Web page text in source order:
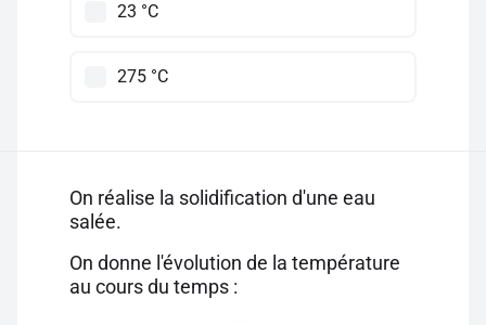
23 °C
275 °C
On réalise la solidification d'une eau
salée.
On donne l'évolution de la température
au cours du temps :